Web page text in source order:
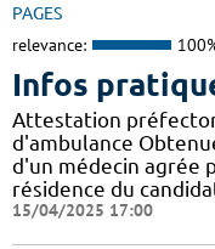
PAGES
relevance:
Infos
Attestation
d'ambulance
d'un médecin agrée
résidence du
15/04/2025 17:00